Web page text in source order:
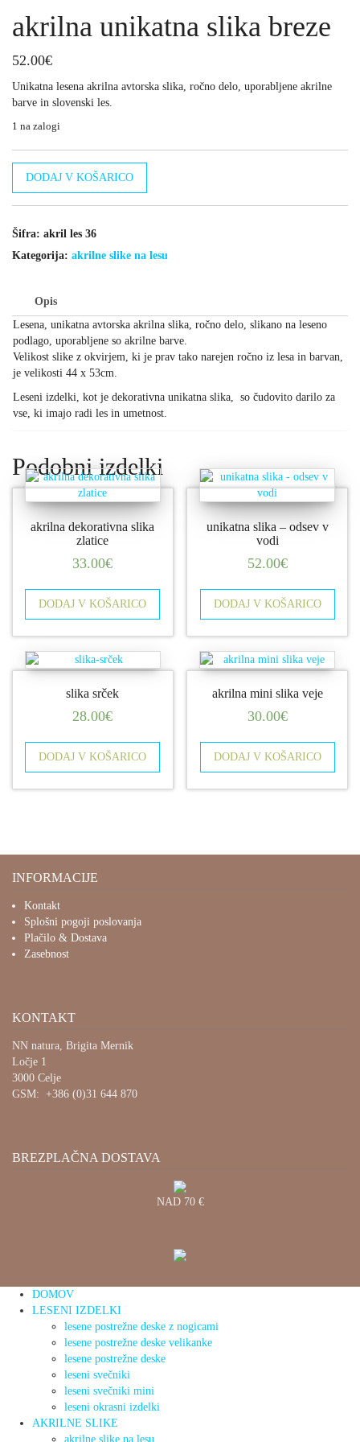
akrilna unikatna slika breze
52.00€
Unikatna lesena akrilna avtorska slika, ročno delo, uporabljene akrilne
barve in slovenski les.
1 na zalogi
količina
DODAJ V KOŠARICO
Šifra: akril les 36
Kategorija: akrilne slike na lesu
Opis
Lesena, unikatna avtorska akrilna slika, ročno delo, slikano na leseno
podlago, uporabljene so akrilne barve.
Velikost slike z okvirjem, ki je prav tako narejen ročno iz lesa in barvan,
je velikosti 44 x 53cm.
Leseni izdelki, kot je dekorativna unikatna slika, so čudovito darilo za
vse, ki imajo radi les in umetnost.
Podobni izdelki
akrilna dekorativna slika
zlatice
33.00€
DODAJ V KOŠARICO
unikatna slika – odsev v
vodi
52.00€
DODAJ V KOŠARICO
slika srček
28.00€
DODAJ V KOŠARICO
akrilna mini slika veje
30.00€
DODAJ V KOŠARICO
INFORMACIJE
Kontakt
Splošni pogoji poslovanja
Plačilo & Dostava
Zasebnost
KONTAKT
NN natura, Brigita Mernik
Ločje 1
3000 Celje
GSM: +386 (0)31 644 870
BREZPLAČNA DOSTAVA
NAD 70 €
DOMOV
LESENI IZDELKI
lesene postrežne deske z nogicami
lesene postrežne deske velikanke
lesene postrežne deske
leseni svečniki
leseni svečniki mini
leseni okrasni izdelki
AKRILNE SLIKE
akrilne slike na lesu